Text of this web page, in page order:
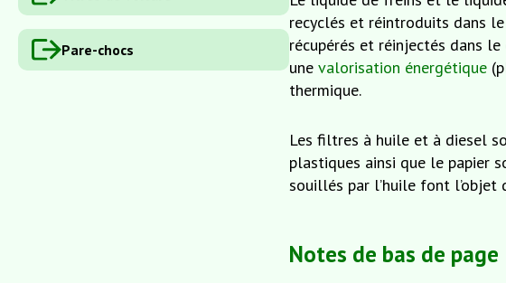
Pare-chocs
recyclés et réintroduits dans
récupérés et réinjectés dans
une valorisation énergétique
thermique.
Les filtres à huile et à diesel
plastiques ainsi que le papier
souillés par l’huile font l’objet
Notes de bas de page